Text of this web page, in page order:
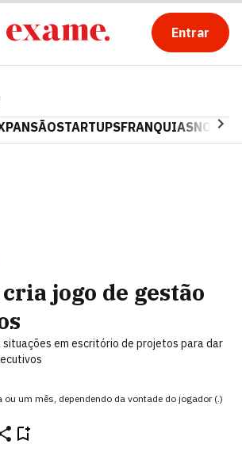
Entrar
STARTUPSFRANQUIAS
jogo de gestão
situações em escritório de projetos para dar
um mês, dependendo da vontade do jogador (.)